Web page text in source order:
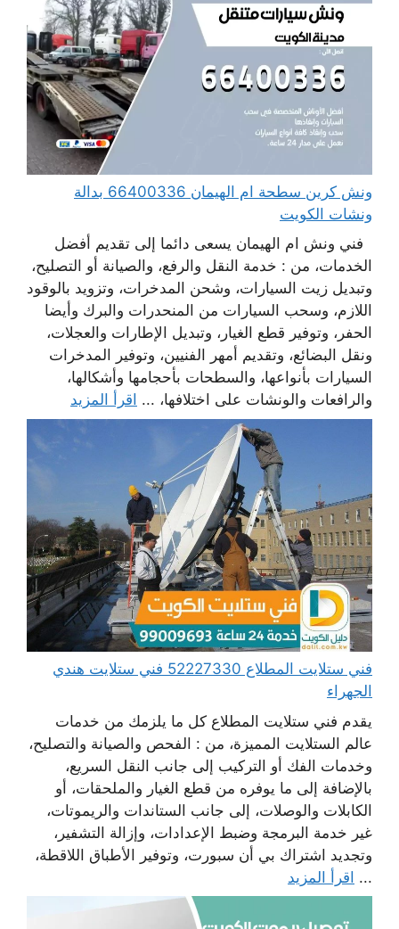
ونش كرين سطحة ام الهيمان 66400336 بدالة
ونشات الكويت
فني ونش ام الهيمان يسعى دائما إلى تقديم أفضل
الخدمات، من : خدمة النقل والرفع، والصيانة أو التصليح،
وتبديل زيت السيارات، وشحن المدخرات، وتزويد بالوقود
اللازم، وسحب السيارات من المنحدرات والبرك وأيضا
الحفر، وتوفير قطع الغيار، وتبديل الإطارات والعجلات،
ونقل البضائع، وتقديم أمهر الفنيين، وتوفير المدخرات
السيارات بأنواعها، والسطحات بأحجامها وأشكالها،
والرافعات والونشات على اختلافها، ... اقرأ المزيد
فني ستلايت المطلاع 52227330 فني ستلايت هندي
الجهراء
يقدم فني ستلايت المطلاع كل ما يلزمك من خدمات
عالم الستلايت المميزة، من : الفحص والصيانة والتصليح،
وخدمات الفك أو التركيب إلى جانب النقل السريع،
بالإضافة إلى ما يوفره من قطع الغيار والملحقات، أو
الكابلات والوصلات، إلى جانب الستاندات والريموتات،
غير خدمة البرمجة وضبط الإعدادات، وإزالة التشفير،
وتجديد اشتراك بي أن سبورت، وتوفير الأطباق اللاقطة،
... اقرأ المزيد